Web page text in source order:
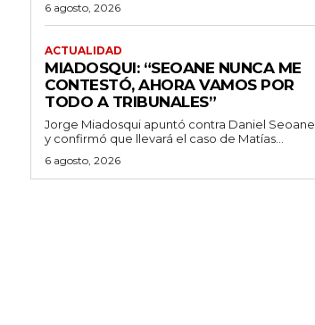
6 agosto, 2026
ACTUALIDAD
MIADOSQUI: “SEOANE NUNCA ME
CONTESTÓ, AHORA VAMOS POR
TODO A TRIBUNALES”
Jorge Miadosqui apuntó contra Daniel Seoane
y confirmó que llevará el caso de Matías...
6 agosto, 2026